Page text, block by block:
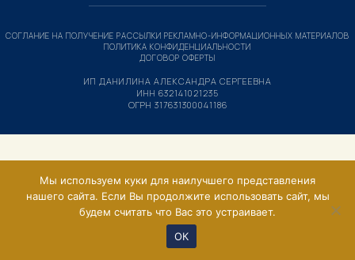
ИП ДАНИЛИНА АЛЕКСАНДРА СЕРГЕЕВНА
ИНН 632141021235
ОГРН 317631300041186
СОГЛАНИЕ НА ПОЛУЧЕНИЕ РАССЫЛКИ РЕКЛАМНО-ИНФОРМАЦИОННЫХ МАТЕРИАЛОВ
ПОЛИТИКА КОНФИДЕНЦИАЛЬНОСТИ
ДОГОВОР ОФЕРТЫ
Мы используем куки для наилучшего представления
нашего сайта. Если Вы продолжите использовать сайт, мы
будем считать что Вас это устраивает.
ОК